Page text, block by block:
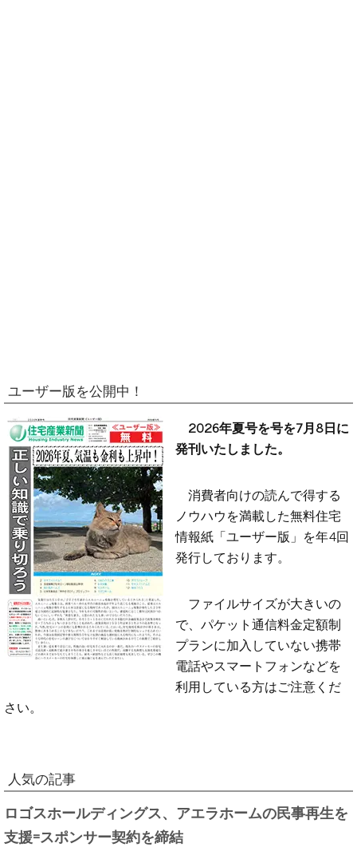
ユーザー版を公開中！
2026年夏号を号を7月8日に
発刊いたしました。
消費者向けの読んで得する
ノウハウを満載した無料住宅
情報紙「ユーザー版」を年4回
発行しております。
ファイルサイズが大きいの
で、パケット通信料金定額制
プランに加入していない携帯
電話やスマートフォンなどを
利用している方はご注意くだ
さい。
人気の記事
ロゴスホールディングス、アエラホームの民事再生を
支援=スポンサー契約を締結